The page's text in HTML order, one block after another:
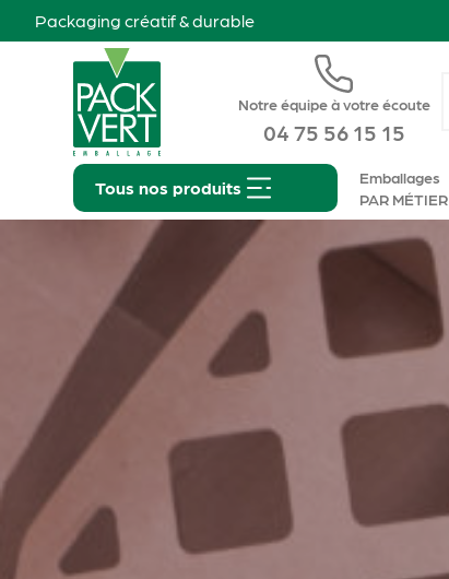
Packaging créatif & durable
Notre équipe à votre écoute
04 75 56 15 15
Tous nos produits
Emballages
PAR MÉTIER